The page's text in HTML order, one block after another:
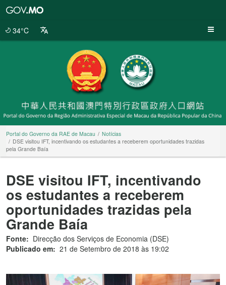
34°C
Portal do Governo da RAE de Macau
Notícias
DSE visitou IFT, incentivando os estudantes a receberem oportunidades trazidas
pela Grande Baía
DSE visitou IFT, incentivando
os estudantes a receberem
oportunidades trazidas pela
Grande Baía
Fonte: Direcção dos Serviços de Economia (DSE)
Publicado em: 21 de Setembro de 2018 às 19:02